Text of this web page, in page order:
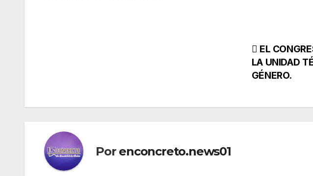
EL
LA UNIDAD
GÉNERO.
Por enconcreto.news01